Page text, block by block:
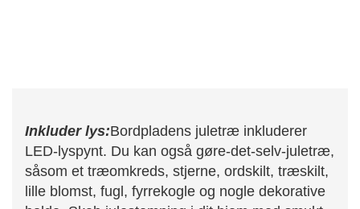
Inkluder lys:Bordpladens juletræ inkluderer
LED-lyspynt. Du kan også gøre-det-selv-juletræ,
såsom et træomkreds, stjerne, ordskilt, træskilt,
lille blomst, fugl, fyrrekogle og nogle dekorative